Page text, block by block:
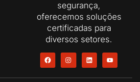
segurança,
oferecemos soluções
certificadas para
diversos setores.